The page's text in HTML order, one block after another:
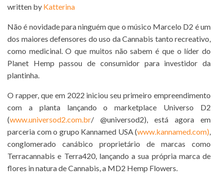
written by Katterina
Não é novidade para ninguém que o músico Marcelo D2 é um
dos maiores defensores do uso da Cannabis tanto recreativo,
como medicinal. O que muitos não sabem é que o líder do
Planet Hemp passou de consumidor para investidor da
plantinha.
O rapper, que em 2022 iniciou seu primeiro empreendimento
com a planta lançando o marketplace Universo D2
(www.universod2.com.br/ @universod2), está agora em
parceria com o grupo Kannamed USA (www.kannamed.com),
conglomerado canábico proprietário de marcas como
Terracannabis e Terra420, lançando a sua própria marca de
flores in natura de Cannabis, a MD2 Hemp Flowers.